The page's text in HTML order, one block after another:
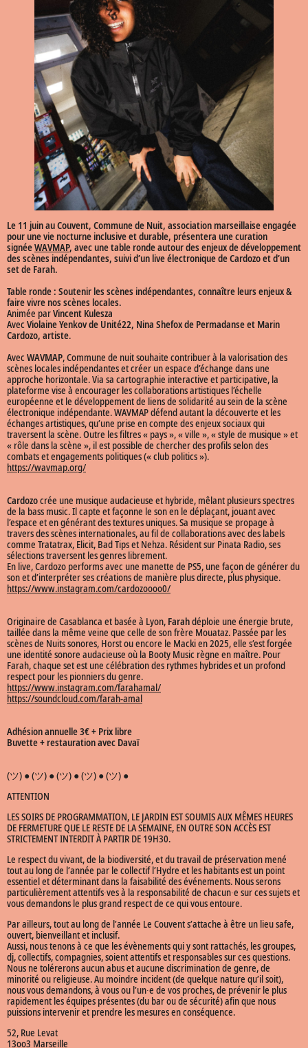
Le 11 juin au Couvent, Commune de Nuit, association marseillaise engagée
pour une vie nocturne inclusive et durable, présentera une curation
signéeWAVMAP, avec une table ronde autour des enjeux de développement
des scènes indépendantes, suivi d’un live électronique de Cardozo et d’un
set de Farah.
Table ronde : Soutenir les scènes indépendantes, connaître leurs enjeux &
faire vivre nos scènes locales.
Animée parVincent Kulesza
Avec Violaine Yenkov de Unité22, Nina Shefox de Permadanse et Marin
Cardozo, artiste.
Avec WAVMAP, Commune de nuit souhaite contribuer à la valorisation des
scènes locales indépendantes et créer un espace d’échange dans une
approche horizontale. Via sa cartographie interactive et participative, la
plateforme vise à encourager les collaborations artistiques l’échelle
européenne et le développement de liens de solidarité au sein de la scène
électronique indépendante. WAVMAP défend autant la découverte et les
échanges artistiques, qu’une prise en compte des enjeux sociaux qui
traversent la scène. Outre les filtres « pays », « ville », « style de musique » et
« rôle dans la scène », il est possible de chercher des profils selon des
combats et engagements politiques (« club politics »).
https://wavmap.org/
Cardozocrée une musique audacieuse et hybride, mêlant plusieurs spectres
de la bass music. Il capte et façonne le son en le déplaçant, jouant avec
l’espace et en générant des textures uniques. Sa musique se propage à
travers des scènes internationales, au fil de collaborations avec des labels
comme Tratatrax, Elicit, Bad Tips et Nehza. Résident sur Pinata Radio, ses
sélections traversent les genres librement.
En live, Cardozo performs avec une manette de PS5, une façon de générer du
son et d’interpréter ses créations de manière plus directe, plus physique.
https://www.instagram.com/cardozoooo0/
Originaire de Casablanca et basée à Lyon, Farahdéploie une énergie brute,
taillée dans la même veine que celle de son frère Mouataz. Passée par les
scènes de Nuits sonores, Horst ou encore le Macki en 2025, elle s’est forgée
une identité sonore audacieuse où la Booty Music règne en maître. Pour
Farah, chaque set est une célébration des rythmes hybrides et un profond
respect pour les pionniers du genre.
https://www.instagram.com/farahamal/
https://soundcloud.com/farah-amal
Adhésion annuelle 3€ + Prix libre
Buvette + restauration avec Davaï
(ツ) ● (ツ) ● (ツ) ● (ツ) ● (ツ) ●
ATTENTION
LES SOIRS DE PROGRAMMATION, LE JARDIN EST SOUMIS AUX MÊMES HEURES
DE FERMETURE QUE LE RESTE DE LA SEMAINE, EN OUTRE SON ACCÈS EST
STRICTEMENT INTERDIT À PARTIR DE 19H30.
Le respect du vivant, de la biodiversité, et du travail de préservation mené
tout au long de l’année par le collectif l’Hydre et les habitants est un point
essentiel et déterminant dans la faisabilité des événements. Nous serons
particulièrement attentifs∙ves à la responsabilité de chacun∙e sur ces sujets et
vous demandons le plus grand respect de ce qui vous entoure.
Par ailleurs, tout au long de l’année Le Couvent s’attache à être un lieu safe,
ouvert, bienveillant et inclusif.
Aussi, nous tenons à ce que les évènements qui y sont rattachés, les groupes,
dj, collectifs, compagnies, soient attentifs et responsables sur ces questions.
Nous ne tolérerons aucun abus et aucune discrimination de genre, de
minorité ou religieuse. Au moindre incident (de quelque nature qu’il soit),
nous vous demandons, à vous ou l’un∙e de vos proches, de prévenir le plus
rapidement les équipes présentes (du bar ou de sécurité) afin que nous
puissions intervenir et prendre les mesures en conséquence.
52, Rue Levat
13oo3 Marseille